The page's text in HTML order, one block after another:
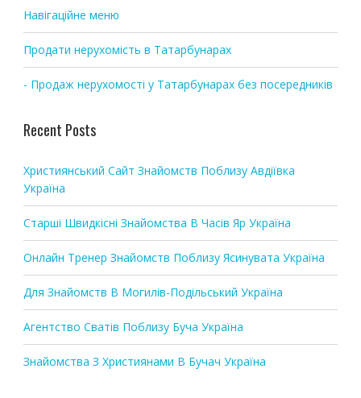
Навігаційне меню
Продати нерухомість в Татарбунарах
- Продаж нерухомості у Татарбунарах без посередників
Recent Posts
Християнський Сайт Знайомств Поблизу Авдіївка
Україна
Старші Швидкісні Знайомства В Часів Яр Україна
Онлайн Тренер Знайомств Поблизу Ясинувата Україна
Для Знайомств В Могилів-Подільський Україна
Агентство Сватів Поблизу Буча Україна
Знайомства З Християнами В Бучач Україна